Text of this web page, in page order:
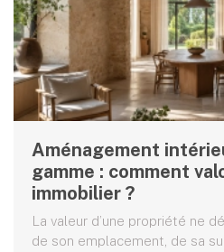
Aménagement
gamme : comment
immobilier ?
La valeur d’une propriété ne
de son emplacement, de sa